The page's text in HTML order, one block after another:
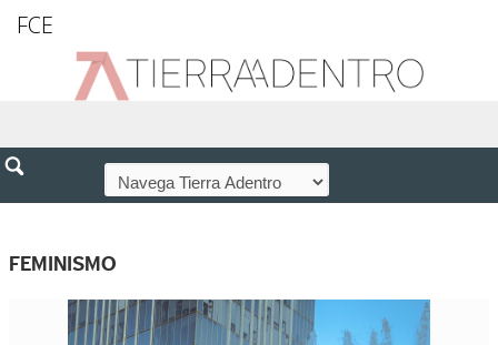
FCE
FEMINISMO